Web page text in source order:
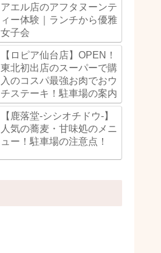
アエル店のアフタヌーンテ
ィー体験｜ランチから優雅
女子会
【ロピア仙台店】OPEN！
東北初出店のスーパーで購
入のコスパ最強お肉でおウ
チステーキ！駐車場の案内
【鹿落堂-シシオチドウ-】
人気の蕎麦・甘味処のメニ
ュー！駐車場の注意点！